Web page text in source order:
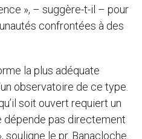
», – suggère-t-il – pour
confrontées à des
la plus adéquate
observatoire de ce type.
soit ouvert requiert un
dépende pas directement
souligne le pr. Banacloche.